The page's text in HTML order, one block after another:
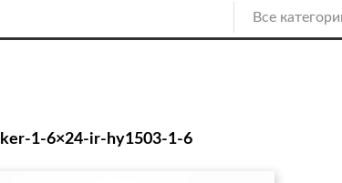
1-6×24-ir-hy1503-1-6